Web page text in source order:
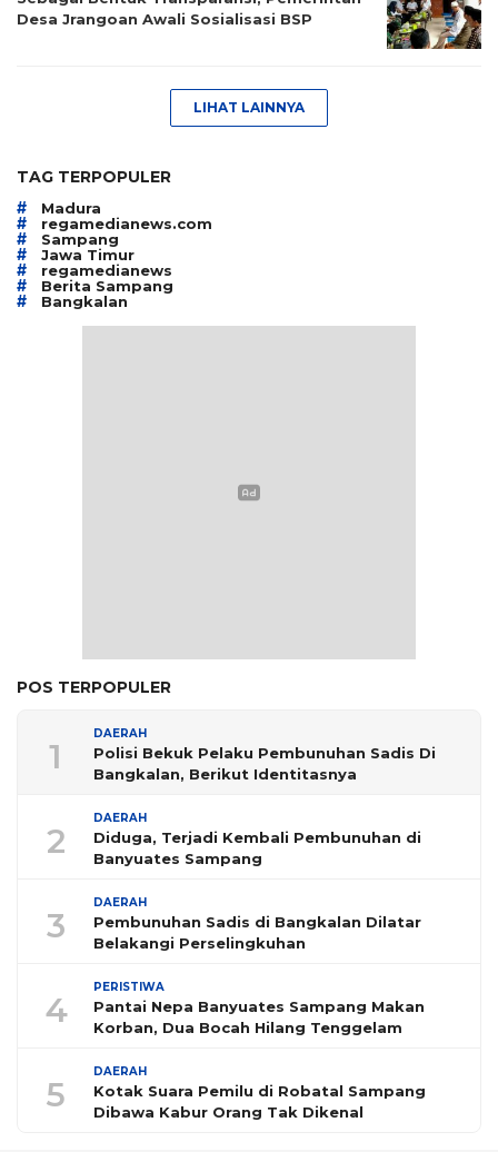
Desa Jrangoan Awali Sosialisasi BSP
LIHAT LAINNYA
TAG TERPOPULER
# Madura
# regamedianews.com
# Sampang
# Jawa Timur
# regamedianews
# Berita Sampang
# Bangkalan
POS TERPOPULER
1
DAERAH
Polisi Bekuk Pelaku Pembunuhan Sadis Di
Bangkalan, Berikut Identitasnya
2
DAERAH
Diduga, Terjadi Kembali Pembunuhan di
Banyuates Sampang
3
DAERAH
Pembunuhan Sadis di Bangkalan Dilatar
Belakangi Perselingkuhan
4
PERISTIWA
Pantai Nepa Banyuates Sampang Makan
Korban, Dua Bocah Hilang Tenggelam
5
DAERAH
Kotak Suara Pemilu di Robatal Sampang
Dibawa Kabur Orang Tak Dikenal